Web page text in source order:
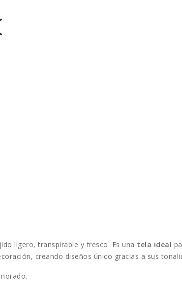
ligero, transpirable y fresco. Es una tela ideal
creando diseños único gracias a sus